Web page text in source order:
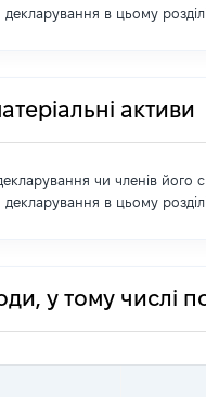
декларування в цьому
активи
чи членів його
декларування в цьому
у тому числі